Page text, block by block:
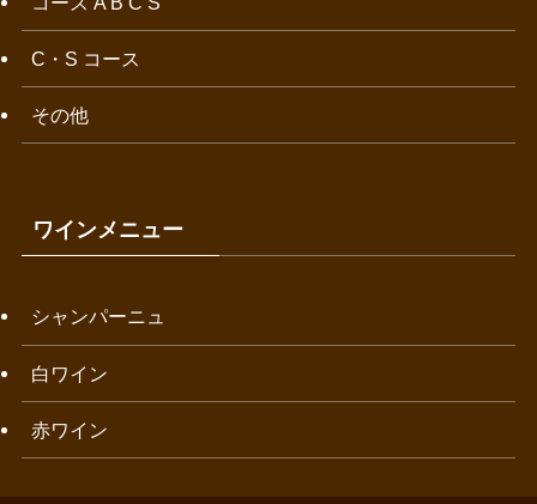
C・S コース
その他
ワインメニュー
シャンパーニュ
白ワイン
赤ワイン